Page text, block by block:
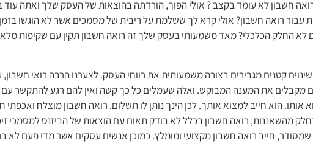
חשבון לא עומד בקצב ? אולי הפוך, הורדתה בהוצאות של העסק שלך ואתה עוד
עבור רואה חשבון? אולי קרא לך ששלמת על ריבית של מסמכים אשר לא הוגשו
החלק הכלכלי? מאד משמעותי בעסק שלך זה רואה חשבון תקין עם שקיפות
קטנים מגבירים בצורה משמעותית את רווחי העסק. לצערנו הרבה רואי חשבון,
מקבלים את המענה המבוקש. ואלה שעמלים כל כך קשה ואין להם רגע להתקשר עם
הוא חייב למצוא אותך. לכן הינך נותן לו תשלום. רואה חשבון מוצלח
מהשאננות, רואה חשבון בכלל לא בודק תאום עם הוצאות של הביזנס למסמכי
חייב רואה חשבון מקצועי ומומלץ. כמוכן אנשים עסקים אשר מדי פעם לא